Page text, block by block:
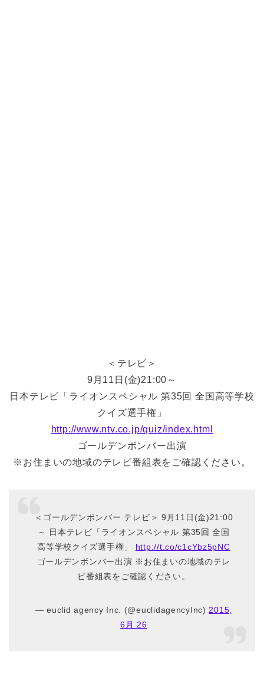
＜テレビ＞
9月11日(金)21:00～
日本テレビ「ライオンスペシャル 第35回 全国高等学校
クイズ選手権」
http://www.ntv.co.jp/quiz/index.html
ゴールデンボンバー出演
※お住まいの地域のテレビ番組表をご確認ください。
＜ゴールデンボンバー テレビ＞ 9月11日(金)21:00
～ 日本テレビ「ライオンスペシャル 第35回 全国
高等学校クイズ選手権」 http://t.co/c1cYbz5pNC
ゴールデンボンバー出演 ※お住まいの地域のテレ
ビ番組表をご確認ください。
— euclid agency Inc. (@euclidagencyInc) 2015,
6月 26